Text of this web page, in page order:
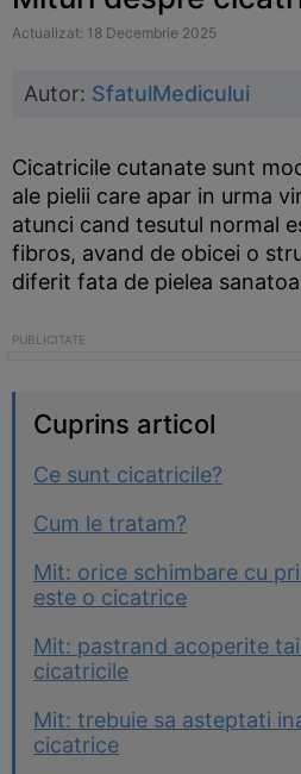
Actualizat: 18 Decembrie 2025
Autor: SfatulMedicului
Cicatricile cutanate sunt
ale pielii care apar in urma
atunci cand tesutul normal
fibros, avand de obicei o
diferit fata de pielea
Cuprins articol
Ce sunt cicatricile?
Cum le tratam?
Mit: orice schimbare cu
este o cicatrice
Mit: pastrand acoperite
cicatricile
Mit: trebuie sa asteptati
cicatrice